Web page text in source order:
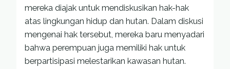
mereka diajak untuk mendiskusikan hak-hak
atas lingkungan hidup dan hutan. Dalam diskusi
mengenai hak tersebut, mereka baru menyadari
bahwa perempuan juga memiliki hak untuk
berpartisipasi melestarikan kawasan hutan.